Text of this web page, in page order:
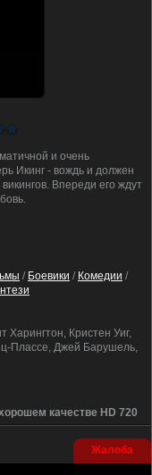
и очень
Икинг - вождь и должен
Впереди его ждут
/ Боевики / Комедии /
Харингтон, Кристен Уиг,
Плассе, Джей Барушель,
качестве HD 720
Жалоба